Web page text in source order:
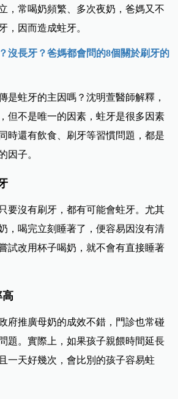
，常喝奶頻繁、多次夜奶，爸媽又不
，因而造成蛀牙。
沒長牙？爸媽都會問的8個關於刷牙的
是蛀牙的主因嗎？沈明萱醫師解釋，
但不是唯一的因素，蛀牙是很多因素
時還有飲食、刷牙等習慣問題，都是
因子。
要沒有刷牙，都有可能會蛀牙。尤其
，喝完立刻睡著了，便容易因沒有清
試改用杯子喝奶，就不會有直接睡著
高
府推廣母奶的成效不錯，門診也常碰
題。實際上，如果孩子親餵時間延長
一天好幾次，會比別的孩子容易蛀